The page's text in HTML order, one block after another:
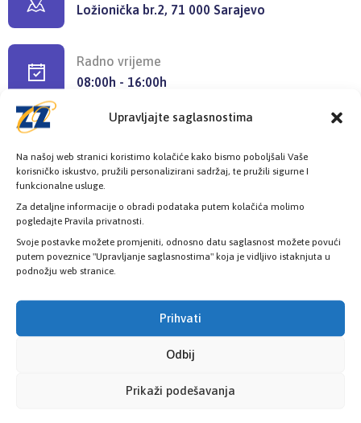
Upravljajte saglasnostima
Na našoj web stranici koristimo kolačiće kako bismo poboljšali Vaše
korisničko iskustvo, pružili personalizirani sadržaj, te pružili sigurne I
funkcionalne usluge.
Za detaljne informacije o obradi podataka putem kolačića molimo
pogledajte Pravila privatnosti.
Svoje postavke možete promjeniti, odnosno datu saglasnost možete povući
putem poveznice "Upravljanje saglasnostima" koja je vidljivo istaknjuta u
podnožju web stranice.
Prihvati
Odbij
Prikaži podešavanja
Ložionička br.2, 71 000 Sarajevo
Radno vrijeme
08:00h - 16:00h
Provjerite status vaše elektronske
zdravstvene kartice
PROVJERITE STATUS